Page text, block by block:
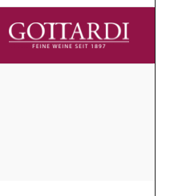
GOTTARDI FEINE WEINE